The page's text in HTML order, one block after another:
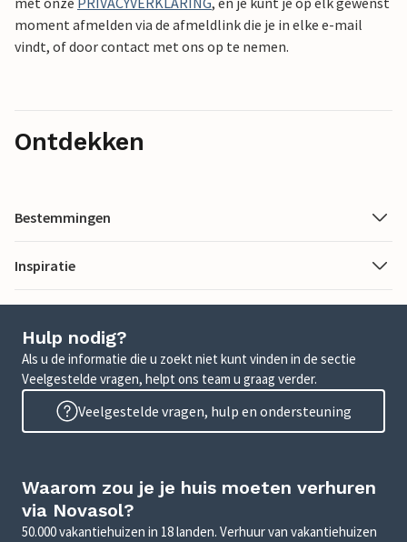
moment afmelden via de afmeldlink die je in elke e-mail
vindt, of door contact met ons op te nemen.
Ontdekken
Bestemmingen
Inspiratie
Hulp nodig?
Als u de informatie die u zoekt niet kunt vinden in de sectie
Veelgestelde vragen, helpt ons team u graag verder.
Veelgestelde vragen, hulp en ondersteuning
Waarom zou je je huis moeten verhuren
via Novasol?
50.000 vakantiehuizen in 18 landen. Verhuur van vakantiehuizen